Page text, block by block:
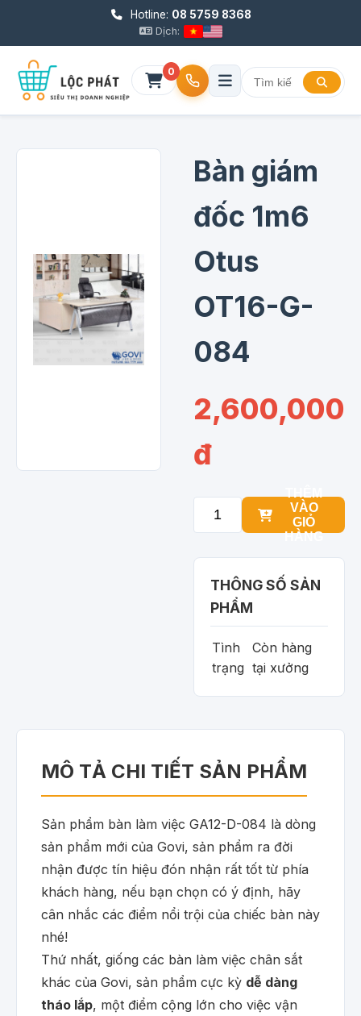
Hotline: 08 5759 8368
Dịch:
0
Bàn giám
đốc 1m6
Otus
OT16-G-
084
2,600,000
đ
VÀO
GIỎ
HÀNG
THÔNG SỐ SẢN
PHẨM
Tình
trạng
Còn hàng
tại xưởng
MÔ TẢ CHI TIẾT SẢN PHẨM
Sản phẩm bàn làm việc GA12-D-084 là dòng
sản phẩm mới của Govi, sản phẩm ra đời
nhận được tín hiệu đón nhận rất tốt từ phía
khách hàng, nếu bạn chọn có ý định, hãy
cân nhắc các điểm nổi trội của chiếc bàn này
nhé!
Thứ nhất, giống các bàn làm việc chân sắt
khác của Govi, sản phẩm cực kỳ dễ dàng
tháo lắp, một điểm cộng lớn cho việc vận